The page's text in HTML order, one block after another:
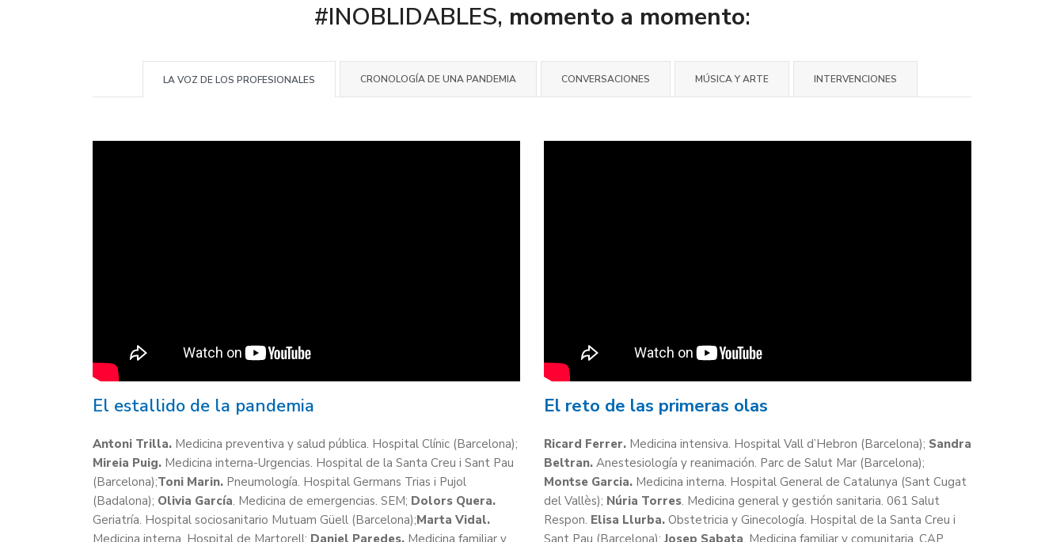
#INOBLIDABLES, momento a momento:
LA VOZ DE LOS PROFESIONALES CRONOLOGÍA DE UNA PANDEMIA CONVERSACIONES MÚSICA Y ARTE INTERVENCIONES
El estallido de la pandemia
Antoni Trilla. Medicina preventiva y salud pública. Hospital Clínic (Barcelona);
Mireia Puig. Medicina interna-Urgencias. Hospital de la Santa Creu i Sant Pau
(Barcelona);Toni Marin. Pneumología. Hospital Germans Trias i Pujol
(Badalona); Olivia García. Medicina de emergencias. SEM; Dolors Quera.
Geriatría. Hospital sociosanitario Mutuam Güell (Barcelona);Marta Vidal.
Medicina interna. Hospital de Martorell; Daniel Paredes. Medicina familiar y
El reto de las primeras olas
Ricard Ferrer. Medicina intensiva. Hospital Vall d’Hebron (Barcelona); Sandra
Beltran. Anestesiología y reanimación. Parc de Salut Mar (Barcelona);
Montse Garcia. Medicina interna. Hospital General de Catalunya (Sant Cugat
del Vallès); Núria Torres. Medicina general y gestión sanitaria. 061 Salut
Respon. Elisa Llurba. Obstetricia y Ginecología. Hospital de la Santa Creu i
Sant Pau (Barcelona);Josep Sabata. Medicina familiar y comunitaria. CAP